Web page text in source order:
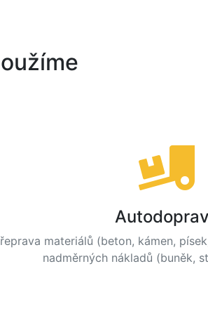
materiálů (beton, kámen,
nadměrných nákladů (buněk,